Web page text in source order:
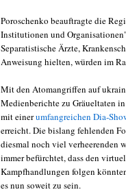
Poroschenko beauftragte die
Institutionen und
Separatistische Ärzte,
Anweisung hielten, würden im
Mit den Atomangriffen auf
Medienberichte zu Gräueltaten
mit einerumfangreichen Dia-
erreicht. Die bislang fehlenden
diesmal noch viel verheerenden
immer befürchtet, dass den
Kampfhandlungen folgen
es nun soweit zu sein.